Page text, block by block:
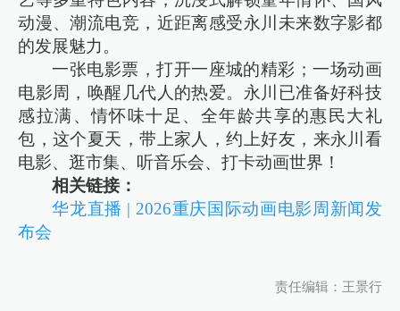
动漫、潮流电竞，近距离感受永川未来数字影都
的发展魅力。
一张电影票，打开一座城的精彩；一场动画
电影周，唤醒几代人的热爱。永川已准备好科技
感拉满、情怀味十足、全年龄共享的惠民大礼
包，这个夏天，带上家人，约上好友，来永川看
电影、逛市集、听音乐会、打卡动画世界！
相关链接：
华龙直播 | 2026重庆国际动画电影周新闻发
布会
责任编辑：王景行